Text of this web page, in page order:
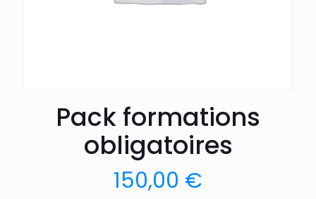
Pack formations
obligatoires
150,00 €